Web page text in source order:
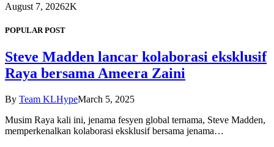
August 7, 20262K
POPULAR POST
Steve Madden lancar kolaborasi eksklusif
Raya bersama Ameera Zaini
By Team KLHypeMarch 5, 2025
Musim Raya kali ini, jenama fesyen global ternama, Steve Madden,
memperkenalkan kolaborasi eksklusif bersama jenama…